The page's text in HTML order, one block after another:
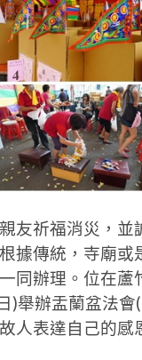
友祈福消災，
據傳統，寺廟
同辦理。位在
)舉辦盂蘭盆法
人表達自己的感